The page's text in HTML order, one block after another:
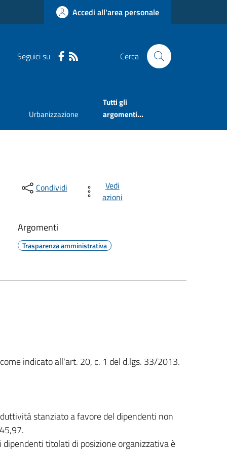
Accedi all'area personale
Seguici su Cerca
Urbanizzazione
Tutti gli
argomenti...
Condividi
Vedi
azioni
Argomenti
Trasparenza amministrativa
indicato all'art. 20, c. 1 del d.lgs. 33/2013.
stanziato a favore del dipendenti non
titolati di posizione organizzativa è